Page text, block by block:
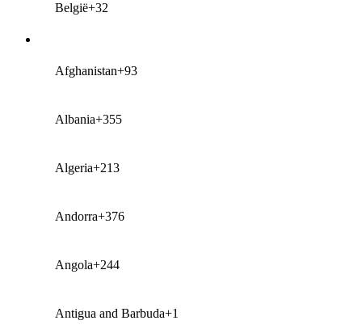
België+32
Afghanistan+93
Albania+355
Algeria+213
Andorra+376
Angola+244
Antigua and Barbuda+1